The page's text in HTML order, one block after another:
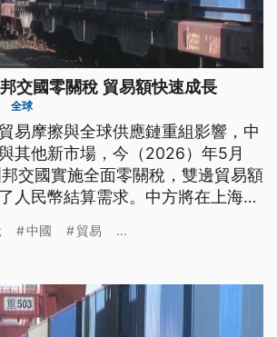
交國零關稅 貿易額快速成長
全球
易摩擦與全球供應鏈重組影響，中
其他新市場，今（2026）年5月
交國實施全面零關稅，雙邊貿易額
人民幣結算需求。中方將在上海自
地區外貿總額，今年前5個月也突
中國 貿易 ...